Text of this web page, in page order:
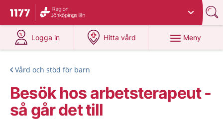
Till startsidan för 1177
Du har valt region
Logga in
på 1177.se
Hitta vård
på 1177.se
Meny
Vård och stöd för barn
Besök hos arbetsterapeut -
så går det till